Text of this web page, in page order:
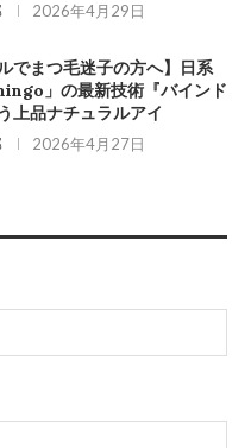
2026年4月29日
でまつ毛迷子の方へ】日系
」の最新技術『バインド
上品ナチュラルアイ
2026年4月27日